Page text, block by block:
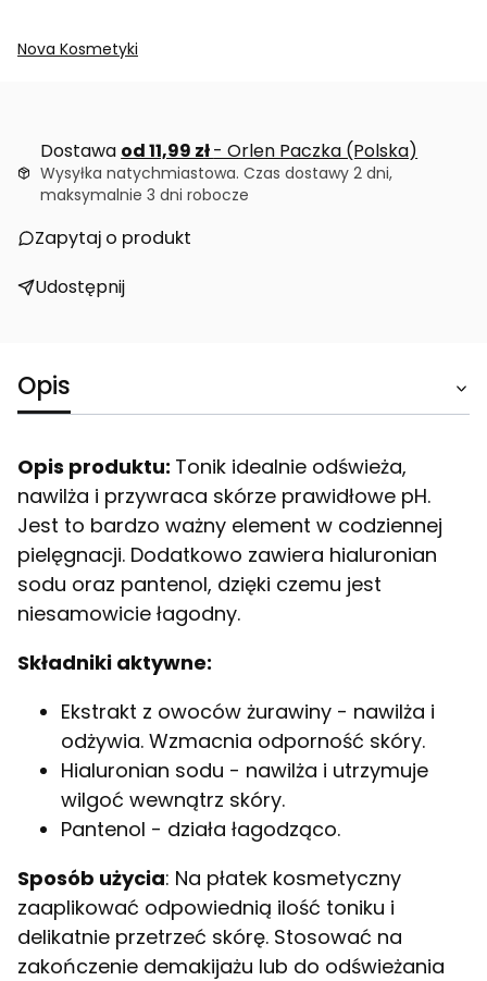
Nova Kosmetyki
Dostawa od 11,99 zł- Orlen Paczka (Polska)
Wysyłka natychmiastowa. Czas dostawy 2 dni,
maksymalnie 3 dni robocze
Zapytaj o produkt
Udostępnij
Opis
Opis produktu: Tonik idealnie odświeża,
nawilża i przywraca skórze prawidłowe pH.
Jest to bardzo ważny element w codziennej
pielęgnacji. Dodatkowo zawiera hialuronian
sodu oraz pantenol, dzięki czemu jest
niesamowicie łagodny.
Składniki aktywne:
Ekstrakt z owoców żurawiny - nawilża i
odżywia. Wzmacnia odporność skóry.
Hialuronian sodu - nawilża i utrzymuje
wilgoć wewnątrz skóry.
Pantenol - działa łagodząco.
Sposób użycia: Na płatek kosmetyczny
zaaplikować odpowiednią ilość toniku i
delikatnie przetrzeć skórę. Stosować na
zakończenie demakijażu lub do odświeżania